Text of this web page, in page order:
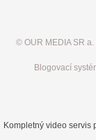
© OUR MEDIA SR
Blogovací
Kompletný video servis